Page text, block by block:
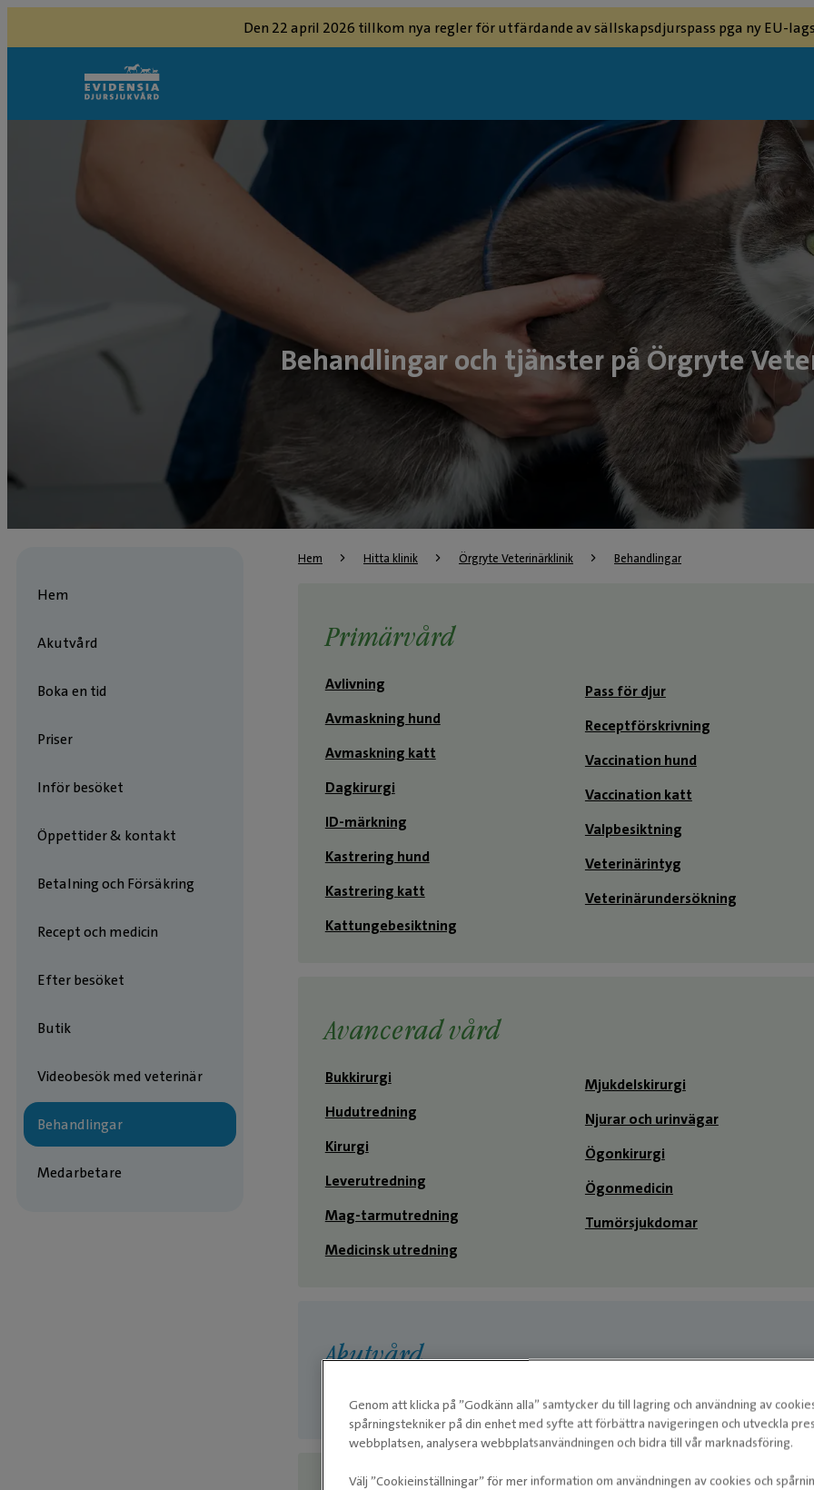
Den 22 april 2026 tillkom nya regler för utfärdande av sällskapsdjurspass pga ny EU-
Behandlingar och tjänster på Örgryte
Hem Hitta klinik Örgryte Veterinärklinik Behandlingar
Hem
Akutvård
Boka en tid
Priser
Inför besöket
Öppettider & kontakt
Betalning och Försäkring
Recept och medicin
Efter besöket
Butik
Videobesök med veterinär
Behandlingar
Medarbetare
Primärvård
Avlivning
Avmaskning hund
Avmaskning katt
Dagkirurgi
ID-märkning
Kastrering hund
Kastrering katt
Kattungebesiktning
Pass för djur
Receptförskrivning
Vaccination hund
Vaccination katt
Valpbesiktning
Veterinärintyg
Veterinärundersökning
Avancerad vård
Bukkirurgi
Hudutredning
Kirurgi
Leverutredning
Mag-tarmutredning
Medicinsk utredning
Mjukdelskirurgi
Njurar och urinvägar
Ögonkirurgi
Ögonmedicin
Tumörsjukdomar
Akutvård
Akutmottagning
Genom att klicka på ”Godkänn alla” samtycker du till lagring och användning av
spårningstekniker på din enhet med syfte att förbättra navigeringen och utveckla
webbplatsen, analysera webbplatsanvändningen och bidra till vår marknadsföring.
Välj ”Cookieinställningar” för mer information om användningen av cookies och